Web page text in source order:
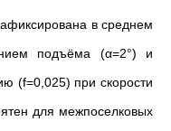
в среднем
подъёма (α=2°) и
(f=0,025) при скорости
для межпоселковых